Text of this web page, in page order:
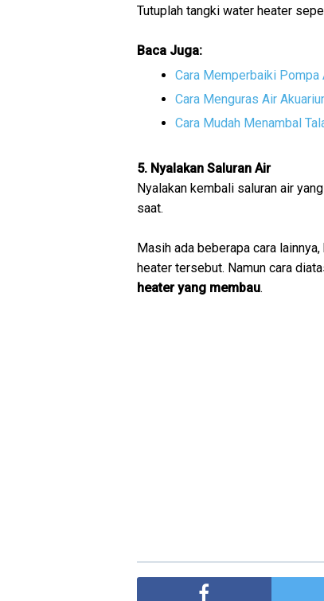
Tutuplah tangki water heater
Baca Juga:
Cara Memperbaiki Pompa
Cara Menguras Air
Cara Mudah Menambal
5. Nyalakan Saluran Air
Nyalakan kembali saluran air
saat.
Masih ada beberapa cara
heater tersebut. Namun cara
heater yang membau.